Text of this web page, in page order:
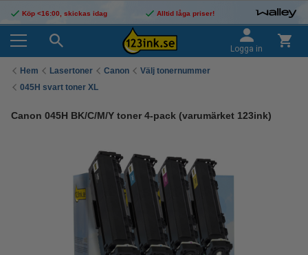
Köp <16:00, skickas idag Alltid låga priser!
Logga in
Hem Lasertoner Canon
Välj tonernummer
045H svart toner XL
Canon 045H BK/C/M/Y toner 4-pack (varumärket 123ink)